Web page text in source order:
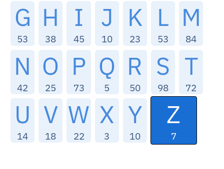
G
53
H
38
I
45
J
10
K
23
L
53
M
84
N
42
O
25
P
73
Q
5
R
50
S
98
T
72
U
14
V
18
W
22
X
3
Y
10
Z
7